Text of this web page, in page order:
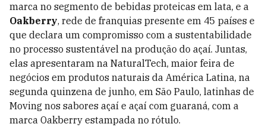
marca no segmento de bebidas proteicas em lata, e a
Oakberry, rede de franquias presente em 45 países e
que declara um compromisso com a sustentabilidade
no processo sustentável na produção do açaí. Juntas,
elas apresentaram na NaturalTech, maior feira de
negócios em produtos naturais da América Latina, na
segunda quinzena de junho, em São Paulo, latinhas de
Moving nos sabores açaí e açaí com guaraná, com a
marca Oakberry estampada no rótulo.